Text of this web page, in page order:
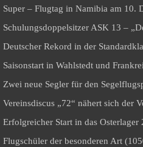
Super – Flugtag in Namibia am 10.
Schulungsdoppelsitzer ASK 13 –
Deutscher Rekord in der
Saisonstart in Wahlstedt und
Zwei neue Segler für den
Vereinsdiscus „72“ nähert sich der
Erfolgreicher Start in das Osterlager
Flugschüler der besonderen Art